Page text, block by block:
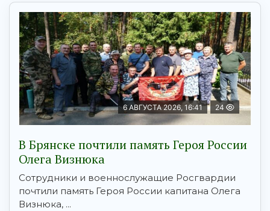
6 АВГУСТА 2026, 16:41 24
В Брянске почтили память Героя России
Олега Визнюка
Сотрудники и военнослужащие Росгвардии
почтили память Героя России капитана Олега
Визнюка, ...